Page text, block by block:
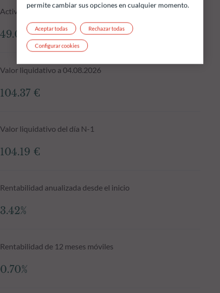
Activos gestionados del fondo a 04.08.2026
49.07 M €
Valor liquidativo a 04.08.2026
104.37 €
Valor liquidativo del día N-1
104.19 €
Rentabilidad anualizada desde el inicio
3.42%
Rentabilidad de 12 meses móviles
0.70%
permite cambiar sus opciones en cualquier momento.
Rechazar todas
Aceptar todas
Configurar cookies